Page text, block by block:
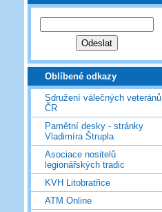
Oblíbené odkazy
Sdružení válečných veteránů
ČR
Pamětní desky - stránky
Vladimíra Štrupla
Asociace nositelů
legionářských tradic
KVH Litobratřice
ATM Online